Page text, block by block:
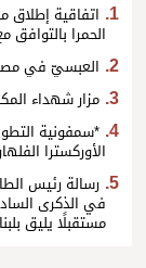
اتفاقية
الحمرا بالتوافق
العبسيّ في مصر
مزار شهداء
*سمفونية
الأوركسترا
رسالة رئيس
في الذكرى
مستقبلًا يليق